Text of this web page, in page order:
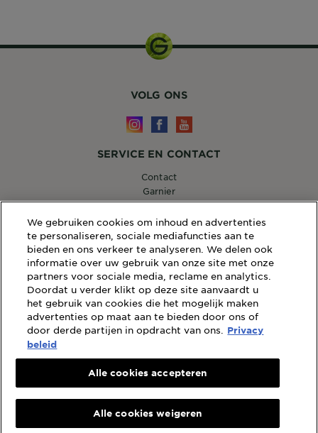
WEBSITE LINKS
Sitemap
Wettelijke Bepalingen
Privacybeleid
Algemene Voorwaarden Reviews en Recensies
VOLG ONS
SERVICE EN CONTACT
Contact
Garnier
14, RUE ROYALE 75008 PARIS
[email protected]
We gebruiken cookies om inhoud en advertenties
te personaliseren, sociale mediafuncties aan te
bieden en ons verkeer te analyseren. We delen ook
informatie over uw gebruik van onze site met onze
partners voor sociale media, reclame en analytics.
Doordat u verder klikt op deze site aanvaardt u
het gebruik van cookies die het mogelijk maken
advertenties op maat aan te bieden door ons of
door derde partijen in opdracht van ons.
Privacy
beleid
Alle cookies weigeren
Alle cookies accepteren